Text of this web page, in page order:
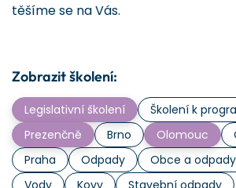
těšíme se na Vás.
Zobrazit školení:
Legislativní školení Školení k
Prezenčně
Brno Olomouc
Praha
Odpady Obce a odpady
Vody
Kovy
Stavební odpady